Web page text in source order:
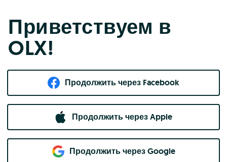
Приветствуем в
OLX!
Продолжить через Facebook
Продолжить через Apple
Продолжить через Google